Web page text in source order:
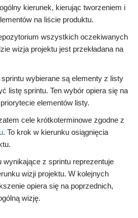
kierunek, kierując tworzeniem i
na liście produktu.
wszystkich oczekiwanych
wizja projektu jest przekładana na
wybierane są elementy z listy
listę sprintu. Ten wybór opiera się na
elementów listy.
cele krótkoterminowe zgodne z
. To krok w kierunku osiągnięcia
wynikające z sprintu reprezentuje
wizji projektu. W kolejnych
opiera się na poprzednich,
wizję.